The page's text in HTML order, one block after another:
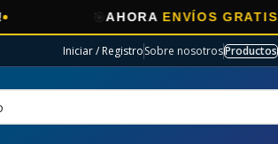
ENVÍOS GRATISEN
Iniciar / RegistroSobre nosotrosProductos